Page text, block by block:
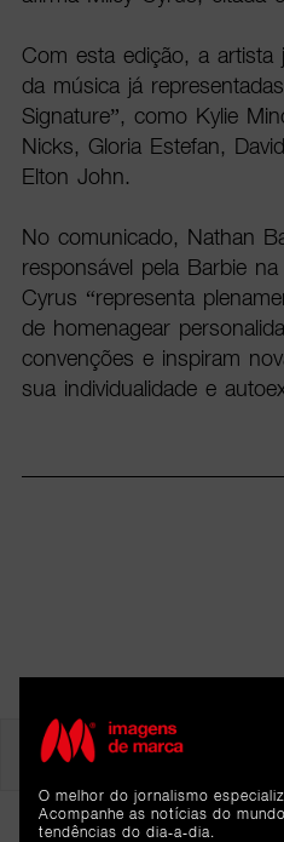
Com esta edição, a
da música já
Signature”, como Kylie
Nicks, Gloria Estefan,
Elton John.
No comunicado, Nathan
responsável pela Barbie
Cyrus “representa
de homenagear
convenções e inspiram
sua individualidade e
O melhor do jornalismo
Acompanhe as notícias do
tendências do dia-a-dia.